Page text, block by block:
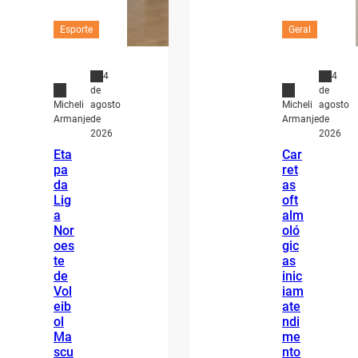
Esporte
Micheli
Armanje
4
de
agosto
de
2026
Eta
pa
da
Lig
a
Nor
oes
te
de
Vol
eib
ol
Ma
scu
Geral
Micheli
Armanje
4
de
agosto
de
2026
Car
ret
as
oft
alm
oló
gic
as
inic
iam
ate
ndi
me
nto